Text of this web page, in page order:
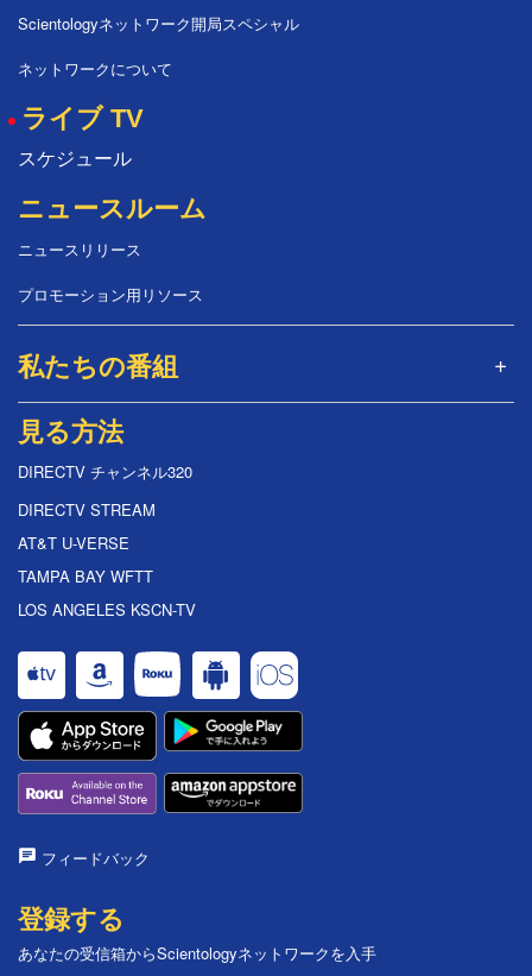
Scientologyネットワーク開局スペシャル
ネットワークについて
ライブ TV
スケジュール
ニュースルーム
ニュースリリース
プロモーション用リソース
私たちの番組
見る方法
DIRECTV チャンネル320
DIRECTV STREAM
AT&T U-VERSE
TAMPA BAY WFTT
LOS ANGELES KSCN-TV
フィードバック
登録する
あなたの受信箱からScientologyネットワークを入手